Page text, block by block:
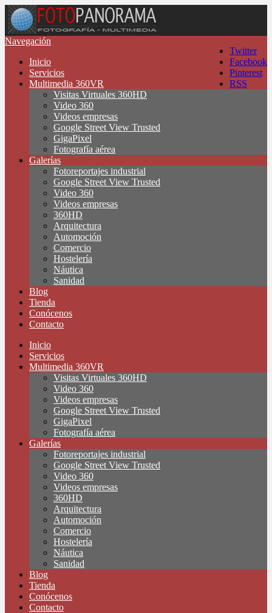
Twitter
Facebook
Pinterest
RSS
Navegación
Inicio
Servicios
Multimedia 360VR
Visitas Virtuales 360HD
Video 360
Videos empresas
Google Street View Trusted
GigaPixel
Fotografía aérea
Galerías
Fotoreportajes industrial
Google Street View Trusted
Video 360
Videos empresas
360HD
Arquitectura
Automoción
Comercio
Hostelería
Náutica
Sanidad
Blog
Tienda
Conócenos
Contacto
Inicio
Servicios
Multimedia 360VR
Visitas Virtuales 360HD
Video 360
Videos empresas
Google Street View Trusted
GigaPixel
Fotografía aérea
Galerías
Fotoreportajes industrial
Google Street View Trusted
Video 360
Videos empresas
360HD
Arquitectura
Automoción
Comercio
Hostelería
Náutica
Sanidad
Blog
Tienda
Conócenos
Contacto